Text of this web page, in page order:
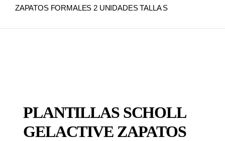
ZAPATOS FORMALES 2 UNIDADES TALLA S
PLANTILLAS SCHOLL
GELACTIVE ZAPATOS